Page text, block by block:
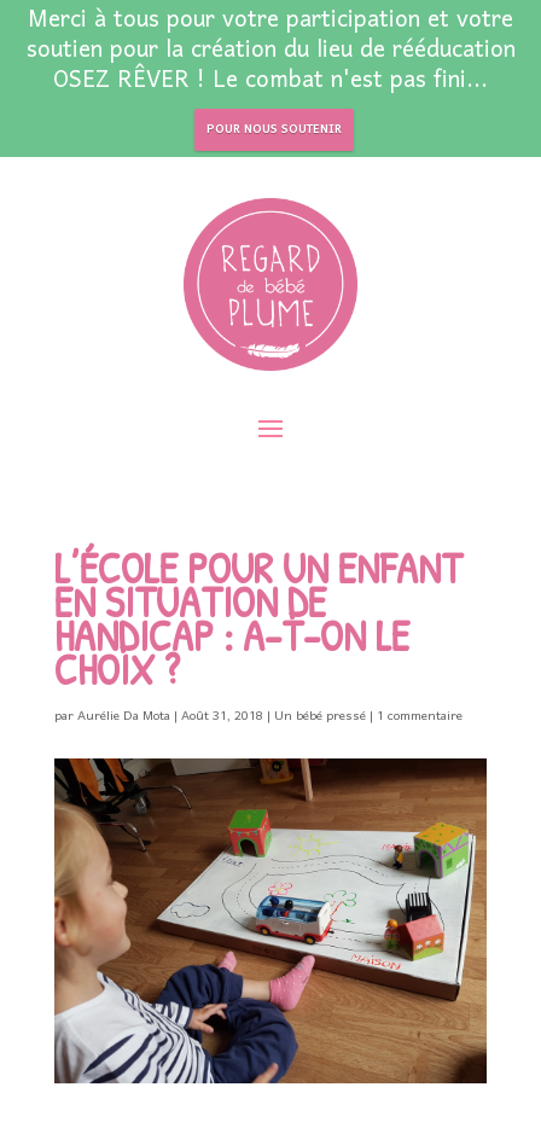
Merci à tous pour votre participation et votre
soutien pour la création du lieu de rééducation
OSEZ RÊVER ! Le combat n'est pas fini...
POUR NOUS SOUTENIR
L’ÉCOLE POUR UN ENFANT
EN SITUATION DE
HANDICAP : A-T-ON LE
CHOIX ?
parAurélie Da Mota|Août 31, 2018 | Un bébé pressé| 1 commentaire